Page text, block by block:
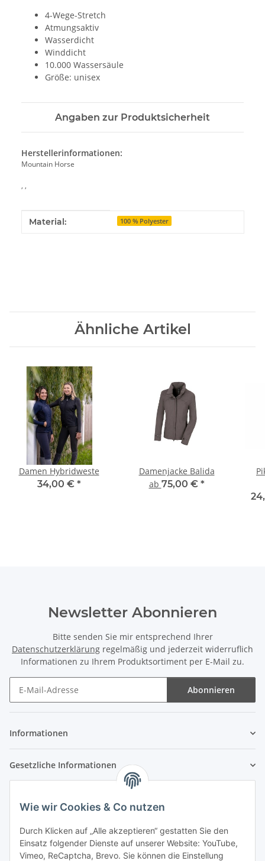
Wie wir Cookies & Co nutzen
Durch Klicken auf „Alle akzeptieren“ gestatten Sie den
Einsatz folgender Dienste auf unserer Website: YouTube,
Vimeo, ReCaptcha, Brevo. Sie können die Einstellung
4-Wege-Stretch
Atmungsaktiv
Wasserdicht
Winddicht
10.000 Wassersäule
Größe: unisex
Angaben zur Produktsicherheit
Herstellerinformationen:
Mountain Horse
, ,
Produkteigenschaft
Wert
Material: 100 % Polyester
Ähnliche Artikel
Damen Hybridweste
34,00 € *
Damenjacke Balida
ab 75,00 € *
Newsletter Abonnieren
Bitte senden Sie mir entsprechend Ihrer
Datenschutzerklärung regelmäßig und jederzeit widerruflich
Informationen zu Ihrem Produktsortiment per E-Mail zu.
Abonnieren
Informationen
Gesetzliche Informationen